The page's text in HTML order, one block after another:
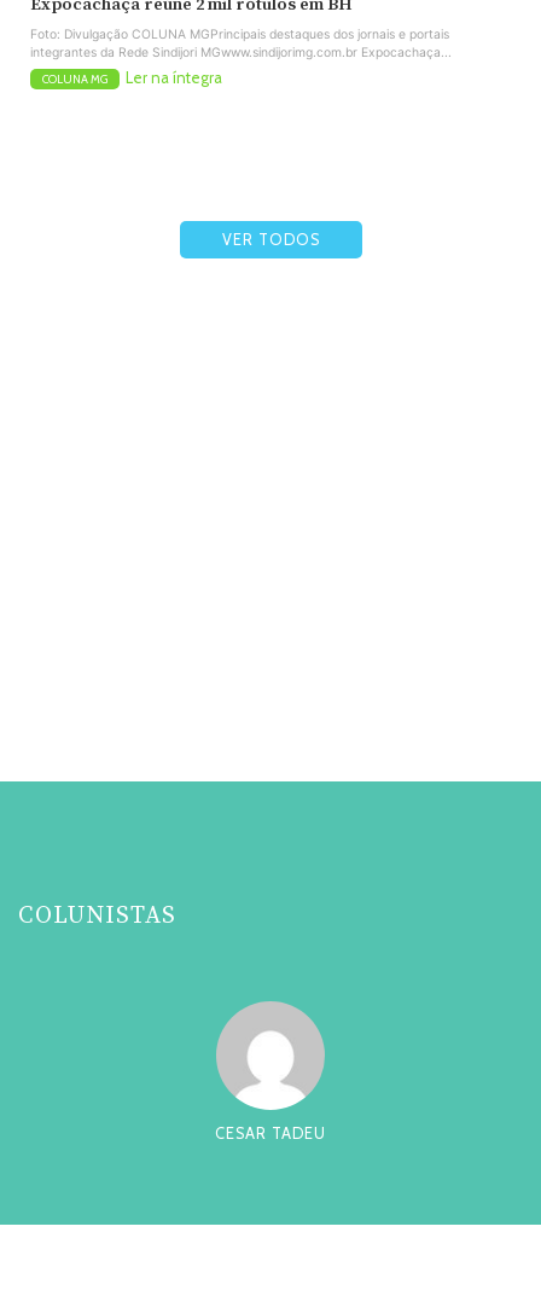
Expocachaça reúne 2 mil rótulos em BH
Foto: Divulgação COLUNA MGPrincipais destaques dos jornais e portais
integrantes da Rede Sindijori MGwww.sindijorimg.com.br Expocachaça...
COLUNA MG Ler na íntegra
VER TODOS
COLUNISTAS
CESAR TADEU